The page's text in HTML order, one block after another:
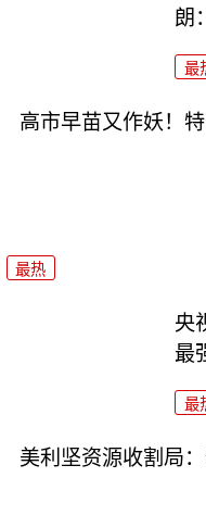
朗
最
高市早苗又作妖！
最热
央
最
最
美利坚资源收割局